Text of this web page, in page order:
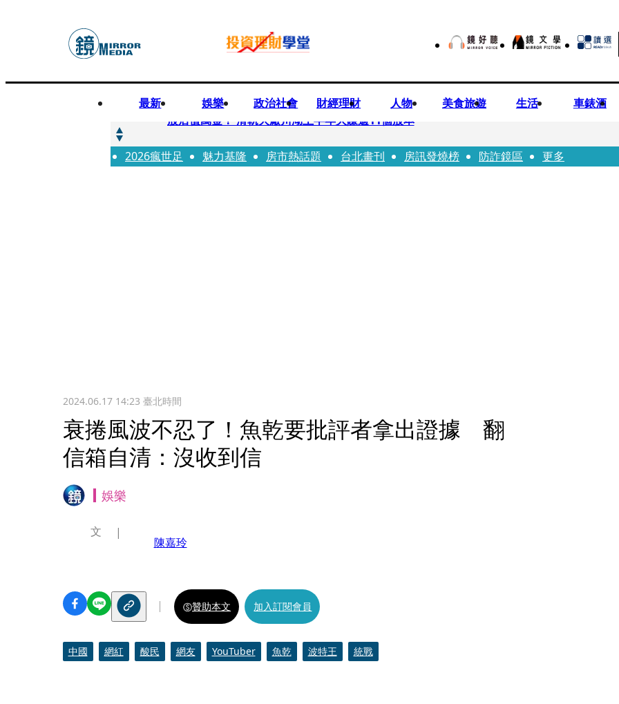
最新 娛樂 政治社會 財經理財 人物 美食旅遊 生活 車錶酒
快訊
股后值萬金！ 滑軌大廠川湖上半年大賺逾11個股本
快訊
詐騙慈濟10億元佣金案 中院裁定女律師4人羈押禁見1人交保
2026瘋世足 魅力基隆 房市熱話題 台北畫刊 房訊發燒榜 防詐鏡區 更多
2024.06.17 14:23 臺北時間
衰捲風波不忍了！魚乾要批評者拿出證據 翻
信箱自清：沒收到信
娛樂
文
陳嘉玲
贊助本文 加入訂閱會員
中國 網紅 酸民 網友 YouTuber 魚乾 波特王 統戰